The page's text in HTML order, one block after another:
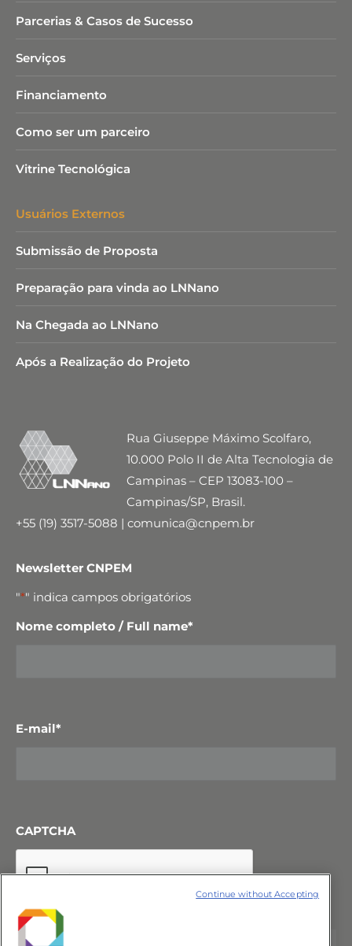
Parcerias & Casos de Sucesso
Serviços
Financiamento
Como ser um parceiro
Vitrine Tecnológica
Usuários Externos
Submissão de Proposta
Preparação para vinda ao LNNano
Na Chegada ao LNNano
Após a Realização do Projeto
Rua Giuseppe Máximo Scolfaro,
10.000 Polo II de Alta Tecnologia de
Campinas – CEP 13083-100 –
Campinas/SP, Brasil.
+55 (19) 3517-5088 | comunica@cnpem.br
Newsletter CNPEM
"*" indica campos obrigatórios
Nome completo / Full name*
E-mail*
CAPTCHA
Continue without Accepting